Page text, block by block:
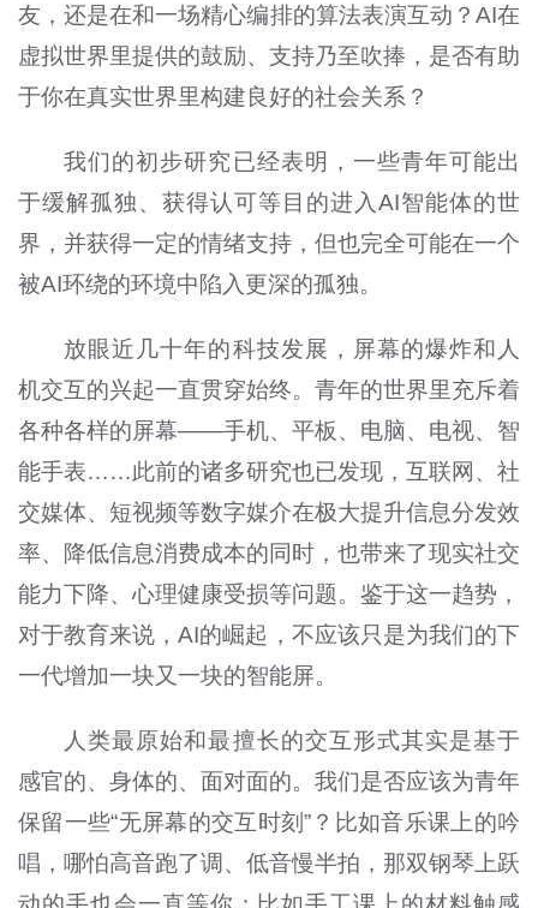
友，还是在和一场精心编排的算法表演互动？AI在
虚拟世界里提供的鼓励、支持乃至吹捧，是否有助
于你在真实世界里构建良好的社会关系？
我们的初步研究已经表明，一些青年可能出
于缓解孤独、获得认可等目的进入AI智能体的世
界，并获得一定的情绪支持，但也完全可能在一个
被AI环绕的环境中陷入更深的孤独。
放眼近几十年的科技发展，屏幕的爆炸和人
机交互的兴起一直贯穿始终。青年的世界里充斥着
各种各样的屏幕——手机、平板、电脑、电视、智
能手表……此前的诸多研究也已发现，互联网、社
交媒体、短视频等数字媒介在极大提升信息分发效
率、降低信息消费成本的同时，也带来了现实社交
能力下降、心理健康受损等问题。鉴于这一趋势，
对于教育来说，AI的崛起，不应该只是为我们的下
一代增加一块又一块的智能屏。
人类最原始和最擅长的交互形式其实是基于
感官的、身体的、面对面的。我们是否应该为青年
保留一些“无屏幕的交互时刻”？比如音乐课上的吟
唱，哪怕高音跑了调、低音慢半拍，那双钢琴上跃